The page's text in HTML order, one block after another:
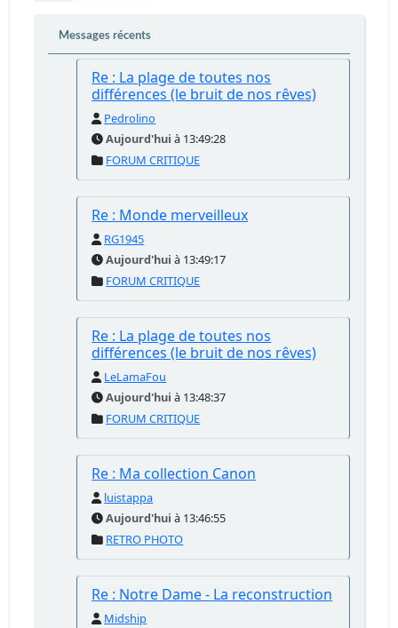
Messages récents
Re : La plage de toutes nos
différences (le bruit de nos rêves)
Pedrolino
Aujourd'hui à 13:49:28
FORUM CRITIQUE
Re : Monde merveilleux
RG1945
Aujourd'hui à 13:49:17
FORUM CRITIQUE
Re : La plage de toutes nos
différences (le bruit de nos rêves)
LeLamaFou
Aujourd'hui à 13:48:37
FORUM CRITIQUE
Re : Ma collection Canon
luistappa
Aujourd'hui à 13:46:55
RETRO PHOTO
Re : Notre Dame - La reconstruction
Midship